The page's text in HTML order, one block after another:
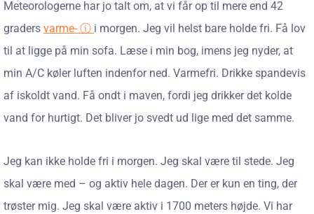
Meteorologerne har jo talt om, at vi får op til mere end 42
graders varme- ⓘ i morgen. Jeg vil helst bare holde fri. Få lov
til at ligge på min sofa. Læse i min bog, imens jeg nyder, at
min A/C køler luften indenfor ned. Varmefri. Drikke spandevis
af iskoldt vand. Få ondt i maven, fordi jeg drikker det kolde
vand for hurtigt. Det bliver jo svedt ud lige med det samme.
Jeg kan ikke holde fri i morgen. Jeg skal være til stede. Jeg
skal være med – og aktiv hele dagen. Der er kun en ting, der
trøster mig. Jeg skal være aktiv i 1700 meters højde. Vi har